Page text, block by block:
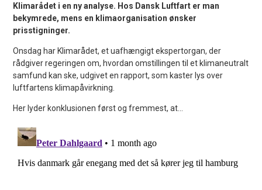
Klimarådet i en ny analyse. Hos Dansk Luftfart er man
bekymrede, mens en klimaorganisation ønsker
prisstigninger.
Onsdag har Klimarådet, et uafhængigt ekspertorgan, der
rådgiver regeringen om, hvordan omstillingen til et klimaneutralt
samfund kan ske, udgivet en rapport, som kaster lys over
luftfartens klimapåvirkning.
Her lyder konklusionen først og fremmest, at...